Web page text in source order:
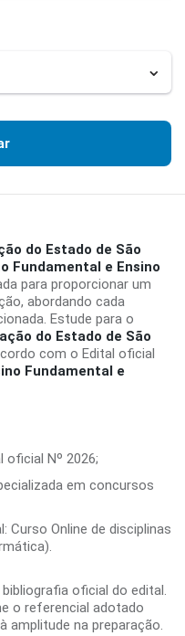
do Estado de São
Fundamental e Ensino
para proporcionar um
abordando cada
Estude para o
do Estado de São
com o Edital oficial
Fundamental e
Nº 2026;
em concursos
Curso Online de disciplinas
oficial do edital.
o referencial adotado
amplitude na preparação.